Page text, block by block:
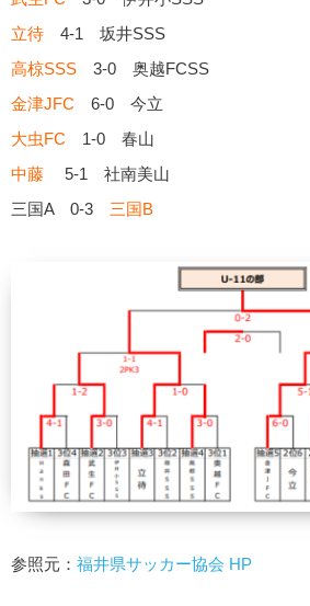
立待 4-1 坂井SSS
高椋SSS 3-0 奥越FCSS
金津JFC 6-0 今立
大虫FC 1-0 春山
中藤 5-1 社南美山
三国A 0-3 三国B
参照元： 福井県サッカー協会 HP